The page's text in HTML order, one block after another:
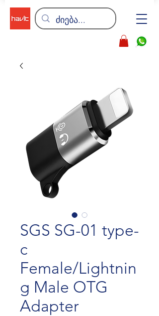
SGS SG-01 type-
c
Female/Lightnin
g Male OTG
Adapter